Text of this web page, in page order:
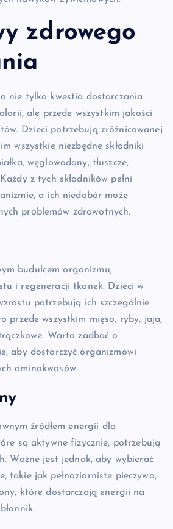
zdrowego
nie tylko kwestia dostarczania
ale przede wszystkim jakości
Dzieci potrzebują zróżnicowanej
wszystkie niezbędne składniki
węglowodany, tłuszcze,
z tych składników pełni
a ich niedobór może
problemów zdrowotnych.
budulcem organizmu,
i regeneracji tkanek. Dzieci w
potrzebują ich szczególnie
przede wszystkim mięso, ryby, jaja,
Warto zadbać o
aby dostarczyć organizmowi
aminokwasów.
źródłem energii dla
są aktywne fizycznie, potrzebują
Ważne jest jednak, aby wybierać
takie jak pełnoziarniste pieczywo,
które dostarczają energii na